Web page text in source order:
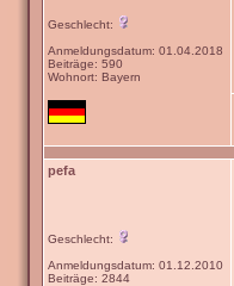
Geschlecht:
Anmeldungsdatum: 01.04.2018
Beiträge: 590
Wohnort: Bayern
pefa
Geschlecht:
Anmeldungsdatum: 01.12.2010
Beiträge: 2844